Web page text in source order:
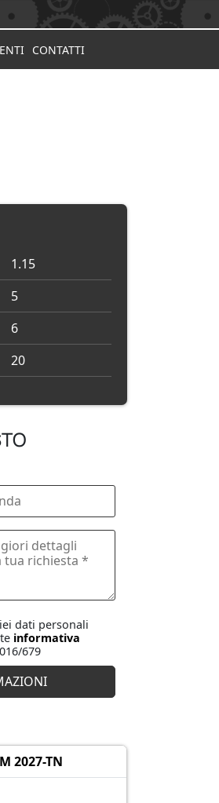
CONTATTI
1.15
5
6
20
dati personali
informativa
679
2027-TN